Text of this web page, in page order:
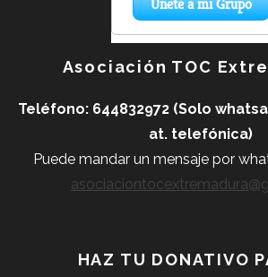
Asociación TOC
Teléfono: 644832972 (Solo
at. telefónica)
Puede mandar un mensaje por
HAZ TU DONATIVO